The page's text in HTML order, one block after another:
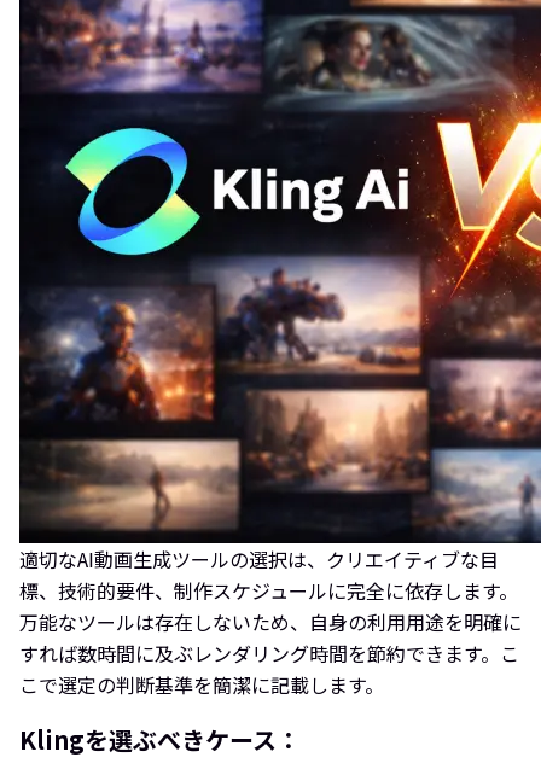
適切なAI動画生成ツールの選択は、クリエイティブな目
標、技術的要件、制作スケジュールに完全に依存します。
万能なツールは存在しないため、自身の利用用途を明確に
すれば数時間に及ぶレンダリング時間を節約できます。こ
こで選定の判断基準を簡潔に記載します。
Klingを選ぶべきケース：